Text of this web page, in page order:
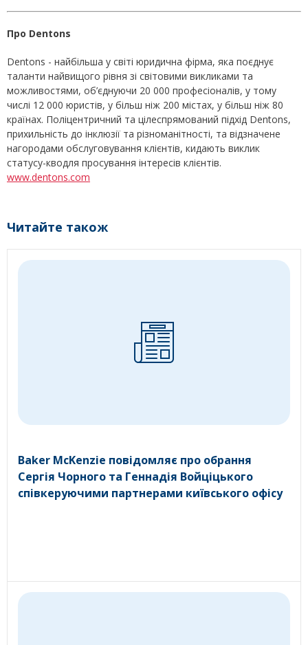
Про Dentons
Dentons - найбільша у світі юридична фірма, яка поєднує
таланти найвищого рівня зі світовими викликами та
можливостями, об’єднуючи 20 000 професіоналів, у тому
числі 12 000 юристів, у більш ніж 200 містах, у більш ніж 80
країнах. Поліцентричний та цілеспрямований підхід Dentons,
прихильність до інклюзії та різноманітності, та відзначене
нагородами обслуговування клієнтів, кидають виклик
статусу-кводля просування інтересів клієнтів.
www.dentons.com
Читайте також
Baker McKenzie повідомляє про обрання
Сергія Чорного та Геннадія Войціцького
співкеруючими партнерами київського офісу